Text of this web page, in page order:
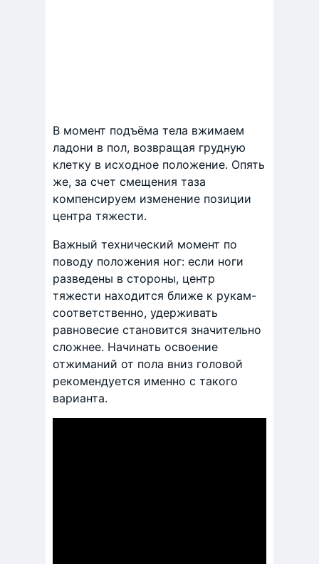
В момент подъёма тела вжимаем
ладони в пол, возвращая грудную
клетку в исходное положение. Опять
же, за счет смещения таза
компенсируем изменение позиции
центра тяжести.
Важный технический момент по
поводу положения ног: если ноги
разведены в стороны, центр
тяжести находится ближе к рукам-
соответственно, удерживать
равновесие становится значительно
сложнее. Начинать освоение
отжиманий от пола вниз головой
рекомендуется именно с такого
варианта.